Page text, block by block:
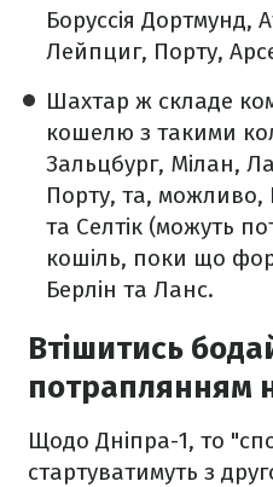
Боруссія Дортмунд,
Лейпциг, Порту,
Шахтар ж складе
кошелю з такими
Зальцбург, Мілан,
Порту, та, можливо,
та Селтік (можуть
кошіль, поки що
Берлін та Ланс.
Втішитись
потраплянням
Щодо Дніпра-1, то
стартуватимуть з